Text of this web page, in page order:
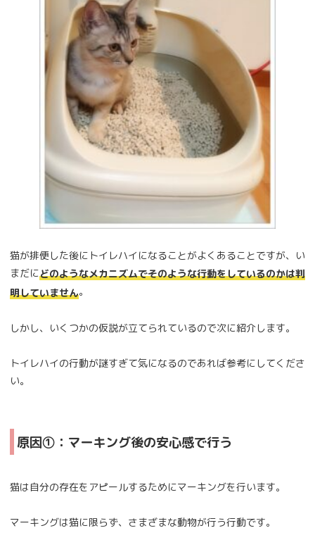
猫が排便した後にトイレハイになることがよくあることですが、い
まだにどのようなメカニズムでそのような行動をしているのかは判
明していません。
しかし、いくつかの仮説が立てられているので次に紹介します。
トイレハイの行動が謎すぎて気になるのであれば参考にしてくださ
い。
原因①：マーキング後の安心感で行う
猫は自分の存在をアピールするためにマーキングを行います。
マーキングは猫に限らず、さまざまな動物が行う行動です。